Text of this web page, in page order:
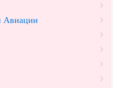
Авиации